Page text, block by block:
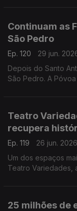
Continuam as
São Pedro
Ep. 120
29 jun.
Depois do Santo
São Pedro. A
Teatro
recupera
Ep. 119
26 jun. 2026
Um dos espaços
Teatro Variedades,
25 milhões de